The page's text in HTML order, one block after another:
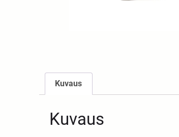
Kuvaus
Kuvaus